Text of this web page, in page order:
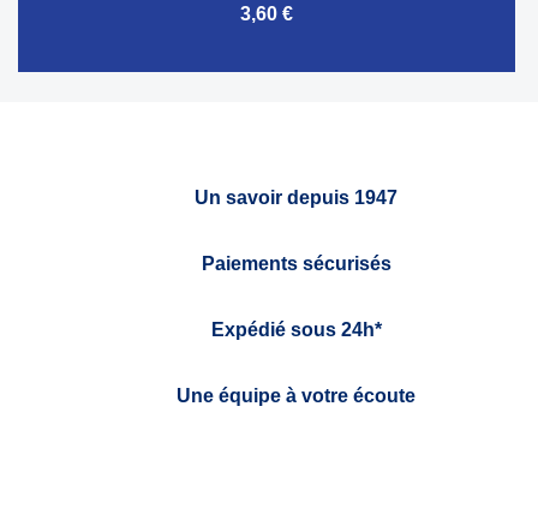
3,60 €
Un savoir depuis 1947
Paiements sécurisés
Expédié sous 24h*
Une équipe à votre écoute